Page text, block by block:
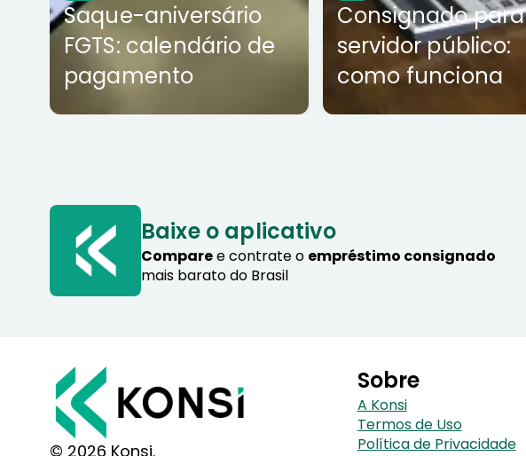
Saque-aniversário
FGTS: calendário de
pagamento
Consignado para
servidor público:
como funciona
Baixe o aplicativo
Comparee contrate o empréstimo consignado
mais barato do Brasil
© 2026 Konsi.
Sobre
A Konsi
Termos de Uso
Política de Privacidade